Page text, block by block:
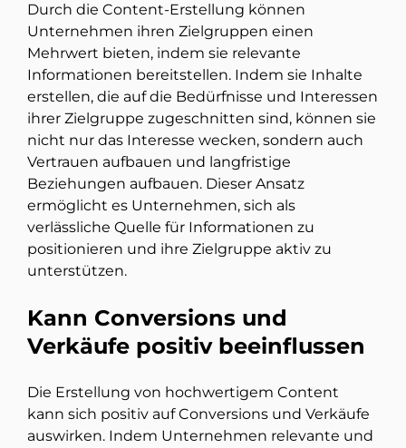
Durch die Content-Erstellung können
Unternehmen ihren Zielgruppen einen
Mehrwert bieten, indem sie relevante
Informationen bereitstellen. Indem sie Inhalte
erstellen, die auf die Bedürfnisse und Interessen
ihrer Zielgruppe zugeschnitten sind, können sie
nicht nur das Interesse wecken, sondern auch
Vertrauen aufbauen und langfristige
Beziehungen aufbauen. Dieser Ansatz
ermöglicht es Unternehmen, sich als
verlässliche Quelle für Informationen zu
positionieren und ihre Zielgruppe aktiv zu
unterstützen.
Kann Conversions und
Verkäufe positiv beeinflussen
Die Erstellung von hochwertigem Content
kann sich positiv auf Conversions und Verkäufe
auswirken. Indem Unternehmen relevante und